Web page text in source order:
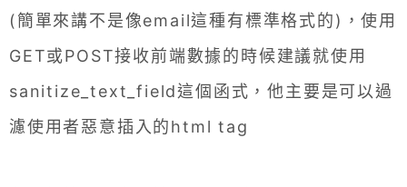
(簡單來講不是像email這種有標準格式的)，使用
GET或POST接收前端數據的時候建議就使用
sanitize_text_field這個函式，他主要是可以過
濾使用者惡意插入的html tag